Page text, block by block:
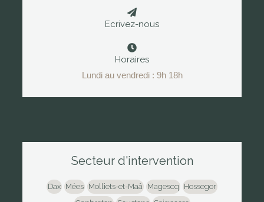
Ecrivez-nous
Horaires
Lundi au vendredi : 9h 18h
Secteur d'intervention
Dax Mées Molliets-et-Maâ Magescq
Hossegor